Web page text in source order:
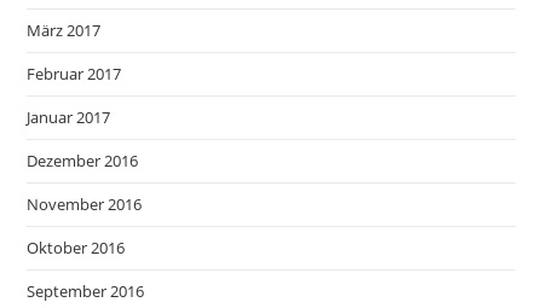
März 2017
Februar 2017
Januar 2017
Dezember 2016
November 2016
Oktober 2016
September 2016